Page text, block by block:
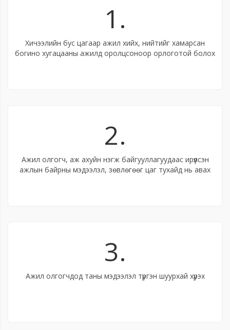
1.
Хичээлийн бус цагаар ажил хийх, нийтийг хамарсан
богино хугацааны ажилд оролцсоноор орлоготой болох
2.
Ажил олгогч, аж ахуйн нэгж байгууллагуудаас ирүүлсэн
ажлын байрны мэдээлэл, зөвлөгөөг цаг тухайд нь авах
3.
Ажил олгогчдод таны мэдээлэл түргэн шуурхай хүрэх